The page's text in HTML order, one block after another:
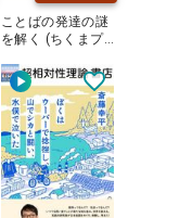
ことばの発達の謎
を解く (ちくまプ